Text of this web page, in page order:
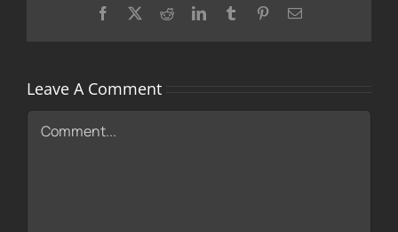
Facebook RedditLinkedInTumblr PinterestEmail
Leave A Comment
Comment